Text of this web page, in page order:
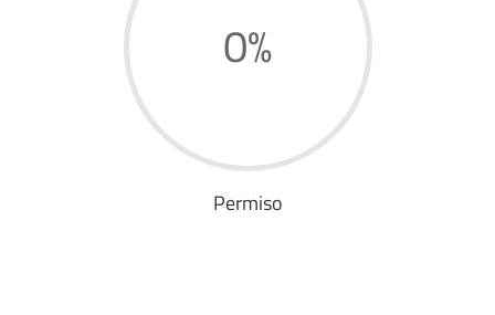
0%
Permiso